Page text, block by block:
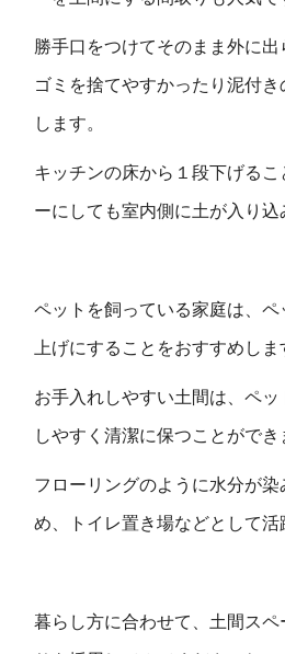
勝手口をつけてそのまま外に出
ゴミを捨てやすかったり泥付き
します。
キッチンの床から１段下げるこ
ーにしても室内側に土が入り込
ペットを飼っている家庭は、
上げにすることをおすすめしま
お手入れしやすい土間は、ペ
しやすく清潔に保つことができ
フローリングのように水分が
め、トイレ置き場などとして活
暮らし方に合わせて、土間ス